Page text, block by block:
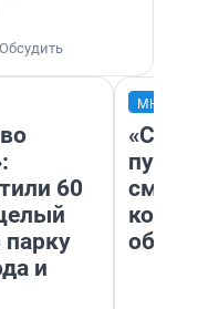
Обсудить
60
парку
и